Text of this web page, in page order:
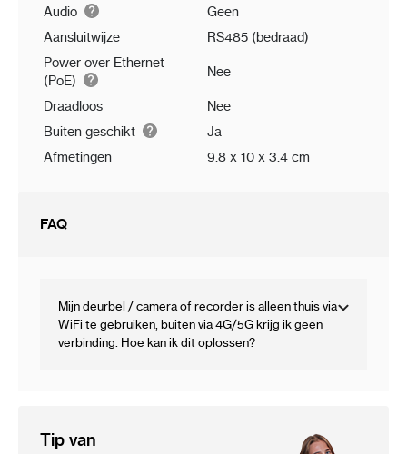
Audio
Geen
Aansluitwijze
RS485 (bedraad)
Power over Ethernet
(PoE)
Nee
Draadloos
Nee
Buiten geschikt
Ja
Afmetingen
9.8 x 10 x 3.4 cm
FAQ
Mijn deurbel / camera of recorder is alleen thuis via
WiFi te gebruiken, buiten via 4G/5G krijg ik geen
verbinding. Hoe kan ik dit oplossen?
Tip van